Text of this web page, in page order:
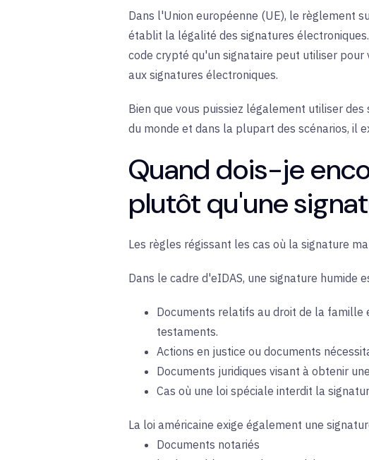
Dans l'Union européenne (UE), le règlement
établit la légalité des signatures
code crypté qu'un signataire peut utiliser
aux signatures électroniques.
Bien que vous puissiez légalement utiliser
du monde et dans la plupart des scénarios, il
Quand dois-je
plutôt qu'une
Les règles régissant les cas où la signature
Dans le cadre d'eIDAS, une signature humide
Documents relatifs au droit de la famille
testaments.
Actions en justice ou documents
Documents juridiques visant à obtenir
Cas où une loi spéciale interdit la
La loi américaine exige également une
Documents notariés